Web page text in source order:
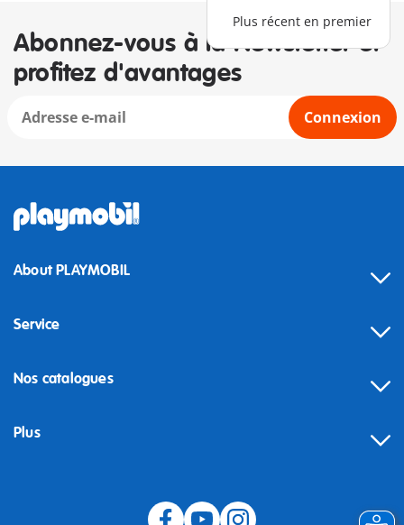
Plus récent en premier
Abonnez-vous à la Newsletter et
profitez d'avantages
Connexion
About PLAYMOBIL
Service
Nos catalogues
Plus